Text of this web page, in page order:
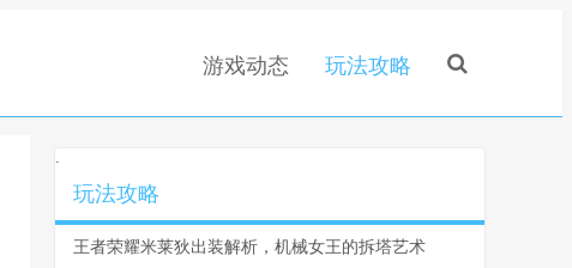
游戏动态 玩法攻略
.
玩法攻略
王者荣耀米莱狄出装解析，机械女王的拆塔艺术